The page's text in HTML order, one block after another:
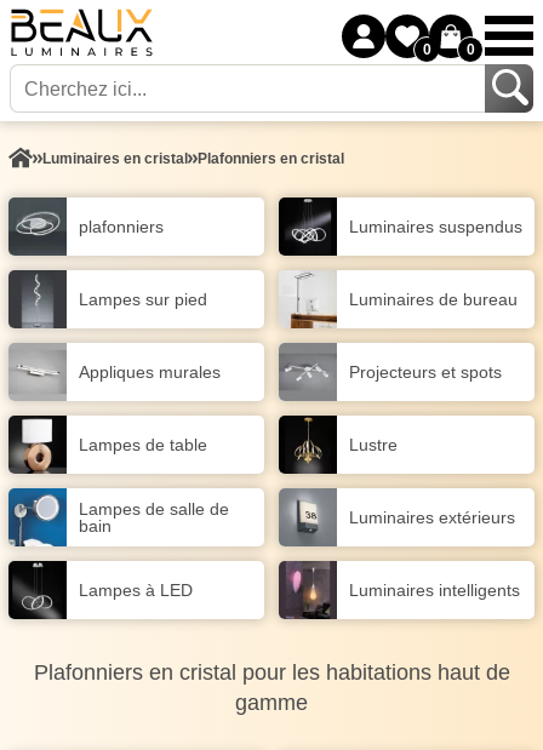
0 0
Luminaires en cristal Plafonniers en cristal
plafonniers Luminaires suspendus
Lampes sur pied Luminaires de bureau
Appliques murales Projecteurs et spots
Lampes de table Lustre
Lampes de salle de
bain
Luminaires extérieurs
Lampes à LED Luminaires intelligents
Plafonniers en cristal pour les habitations haut de
gamme